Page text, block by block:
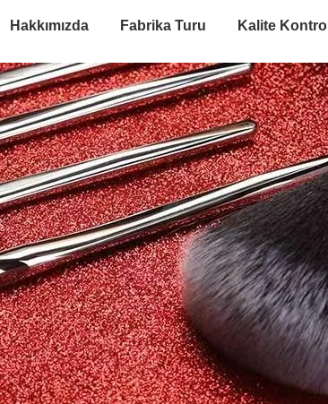
Hakkımızda Fabrika Turu Kalite Kontrol